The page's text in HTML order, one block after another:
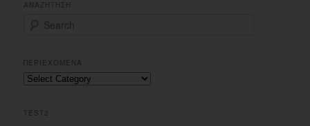
ΑΝΑΖΗΤΗΣΗ
r
c
h
ΠΕΡΙΕΧΟΜΕΝΑ
Περιεχομενα
TEST2